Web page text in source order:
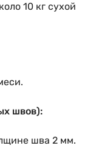
10 кг сухой
швов):
шва 2 мм.